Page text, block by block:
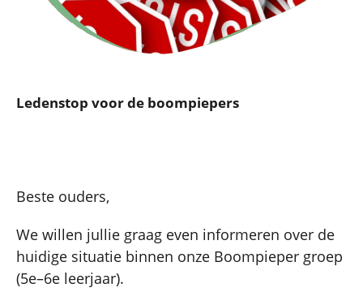
Ledenstop voor de boompiepers
Beste ouders,
We willen jullie graag even informeren over de
huidige situatie binnen onze Boompieper groep
(5e–6e leerjaar).